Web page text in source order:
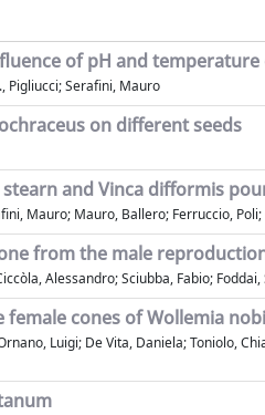
of pH and
Pigliucci; Serafini, Mauro
on different seeds
and Vinca difformis
Mauro; Mauro, Ballero; Ferruccio,
from the male
Alessandro; Sciubba, Fabio;
cones of Wollemia
Luigi; De Vita, Daniela; Toniolo,